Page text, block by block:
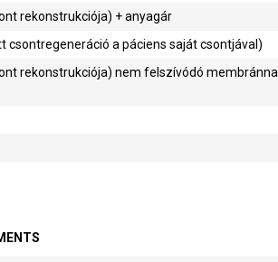
rekonstrukciója) + anyagár
csontregeneráció a páciens saját csontjával)
rekonstrukciója) nem felszívódó membránnal